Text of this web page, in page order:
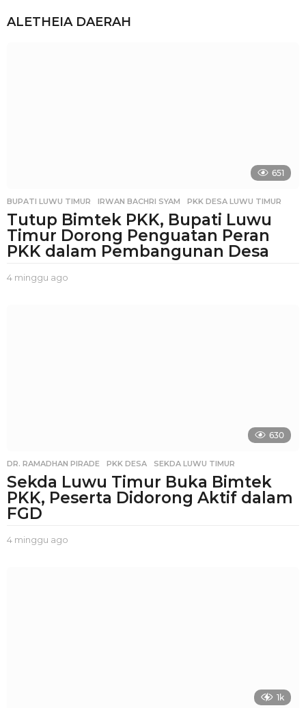
ALETHEIA DAERAH
651
BUPATI LUWU TIMUR ,IRWAN BACHRI SYAM ,PKK DESA LUWU TIMUR
Tutup Bimtek PKK, Bupati Luwu
Timur Dorong Penguatan Peran
PKK dalam Pembangunan Desa
4 minggu ago
630
DR. RAMADHAN PIRADE ,PKK DESA ,SEKDA LUWU TIMUR
Sekda Luwu Timur Buka Bimtek
PKK, Peserta Didorong Aktif dalam
FGD
4 minggu ago
1k